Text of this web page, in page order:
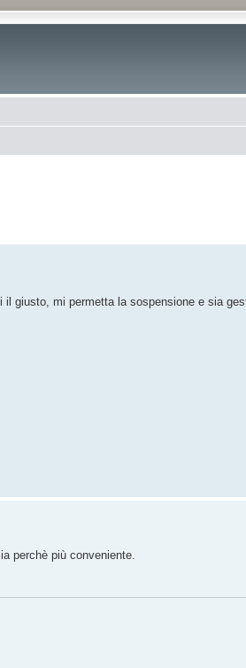
giusto, mi permetta la sospensione e sia
perchè più conveniente.